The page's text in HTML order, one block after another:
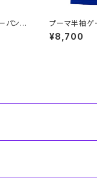
パンツ
生産
プーマ半袖ゲ
110～160】※
2か月～2.5か
¥8,700